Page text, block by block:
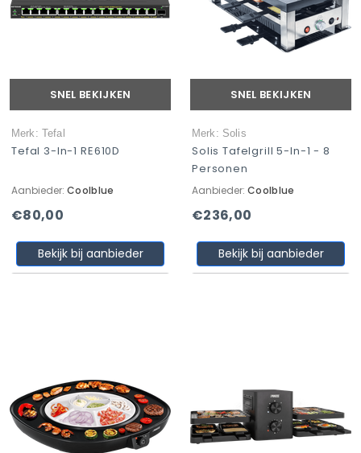
SNEL BEKIJKEN
Merk: Tefal
Tefal 3-In-1 RE610D
Aanbieder: Coolblue
€80,00
Bekijk bij aanbieder
SNEL BEKIJKEN
Merk: Solis
Solis Tafelgrill 5-In-1 - 8
Personen
Aanbieder: Coolblue
€236,00
Bekijk bij aanbieder